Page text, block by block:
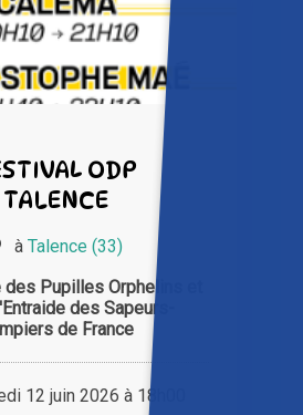
ODP
TALENCE
à Talence (33)
des Pupilles Orphelins et
des Sapeurs-
de France
12 juin 2026 à 18h00